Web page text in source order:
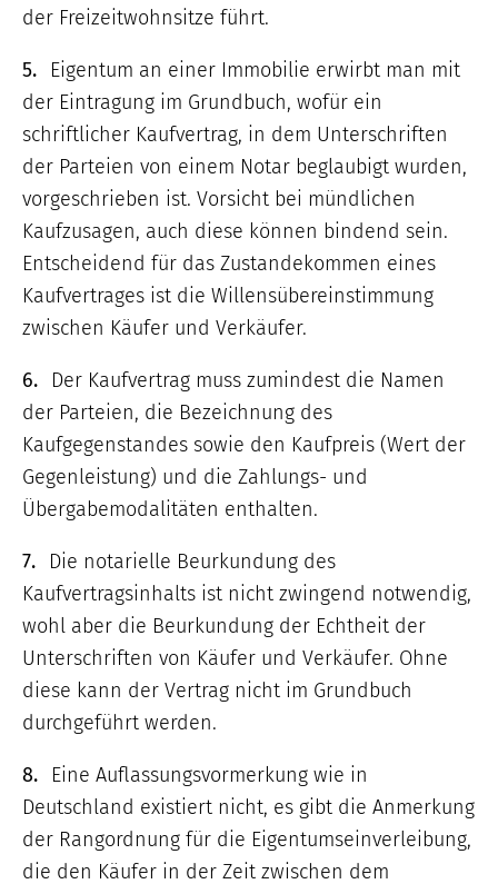
der Freizeitwohnsitze führt.
5.
Eigentum an einer Immobilie erwirbt man mit
der Eintragung im Grundbuch, wofür ein
schriftlicher Kaufvertrag, in dem Unterschriften
der Parteien von einem Notar beglaubigt wurden,
vorgeschrieben ist. Vorsicht bei mündlichen
Kaufzusagen, auch diese können bindend sein.
Entscheidend für das Zustandekommen eines
Kaufvertrages ist die Willensübereinstimmung
zwischen Käufer und Verkäufer.
6.
Der Kaufvertrag muss zumindest die Namen
der Parteien, die Bezeichnung des
Kaufgegenstandes sowie den Kaufpreis (Wert der
Gegenleistung) und die Zahlungs- und
Übergabemodalitäten enthalten.
7.
Die notarielle Beurkundung des
Kaufvertragsinhalts ist nicht zwingend notwendig,
wohl aber die Beurkundung der Echtheit der
Unterschriften von Käufer und Verkäufer. Ohne
diese kann der Vertrag nicht im Grundbuch
durchgeführt werden.
8.
Eine Auflassungsvormerkung wie in
Deutschland existiert nicht, es gibt die Anmerkung
der Rangordnung für die Eigentumseinverleibung,
die den Käufer in der Zeit zwischen dem